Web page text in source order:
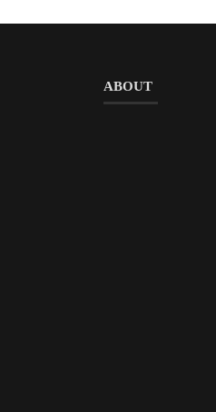
ABOUT